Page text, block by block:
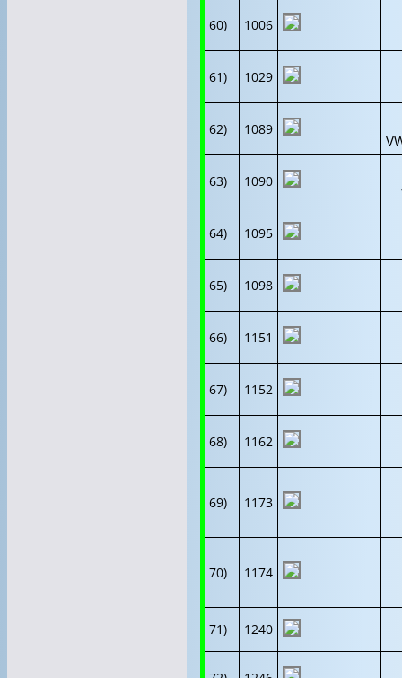
60) 1006
61) 1029
62) 1089
63) 1090
64) 1095
65) 1098
66) 1151
67) 1152
68) 1162
69) 1173
70) 1174
71) 1240